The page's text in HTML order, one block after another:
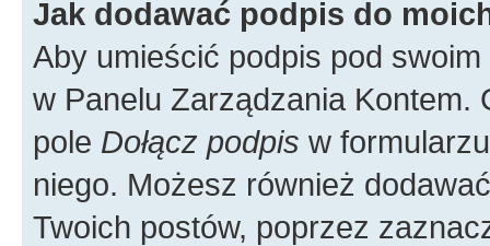
Jak dodawać podpis do
Aby umieścić podpis pod
w Panelu Zarządzania
pole Dołącz podpis w
niego. Możesz również
Twoich postów, poprzez